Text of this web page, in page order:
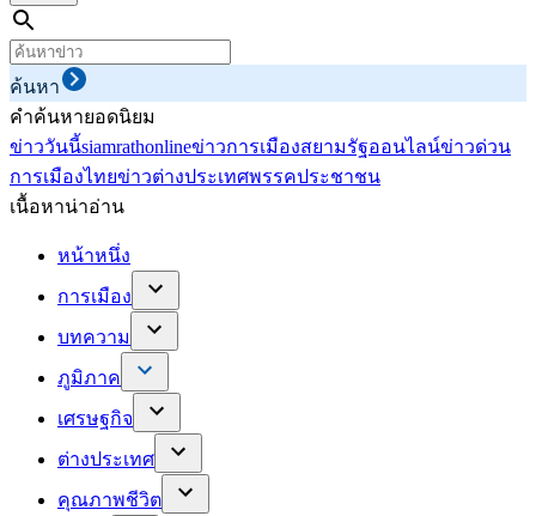
ค้นหา
คำค้นหายอดนิยม
ข่าววันนี้siamrathonlineข่าวการเมืองสยามรัฐออนไลน์ข่าวด่วน
การเมืองไทยข่าวต่างประเทศพรรคประชาชน
เนื้อหาน่าอ่าน
หน้าหนึ่ง
การเมือง
บทความ
ภูมิภาค
เศรษฐกิจ
ต่างประเทศ
คุณภาพชีวิต